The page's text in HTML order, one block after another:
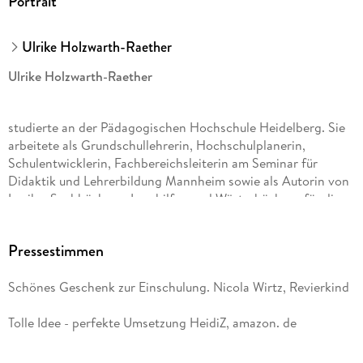
Ulrike Holzwarth-Raether
Ulrike Holzwarth-Raether
studierte an der Pädagogischen Hochschule Heidelberg. Sie
arbeitete als Grundschullehrerin, Hochschulplanerin,
Schulentwicklerin, Fachbereichsleiterin am Seminar für
Didaktik und Lehrerbildung Mannheim sowie als Autorin von
Lexika, Sachbüchern, Lernhilfen und Wörterbüchern für die
studierte an der Pädagogischen Hochschule Heidelberg und
arbeitete seither als Grundschullehrerin, Schulentwicklerin,
Pressestimmen
Schönes Geschenk zur Einschulung. Nicola Wirtz, Revierkind
Tolle Idee - perfekte Umsetzung HeidiZ, amazon. de